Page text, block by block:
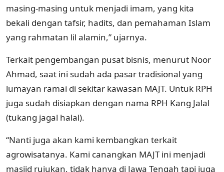
masing-masing untuk menjadi imam, yang kita
bekali dengan tafsir, hadits, dan pemahaman Islam
yang rahmatan lil alamin,” ujarnya.
Terkait pengembangan pusat bisnis, menurut Noor
Ahmad, saat ini sudah ada pasar tradisional yang
lumayan ramai di sekitar kawasan MAJT. Untuk RPH
juga sudah disiapkan dengan nama RPH Kang Jalal
(tukang jagal halal).
“Nanti juga akan kami kembangkan terkait
agrowisatanya. Kami canangkan MAJT ini menjadi
masjid rujukan, tidak hanya di Jawa Tengah tapi juga